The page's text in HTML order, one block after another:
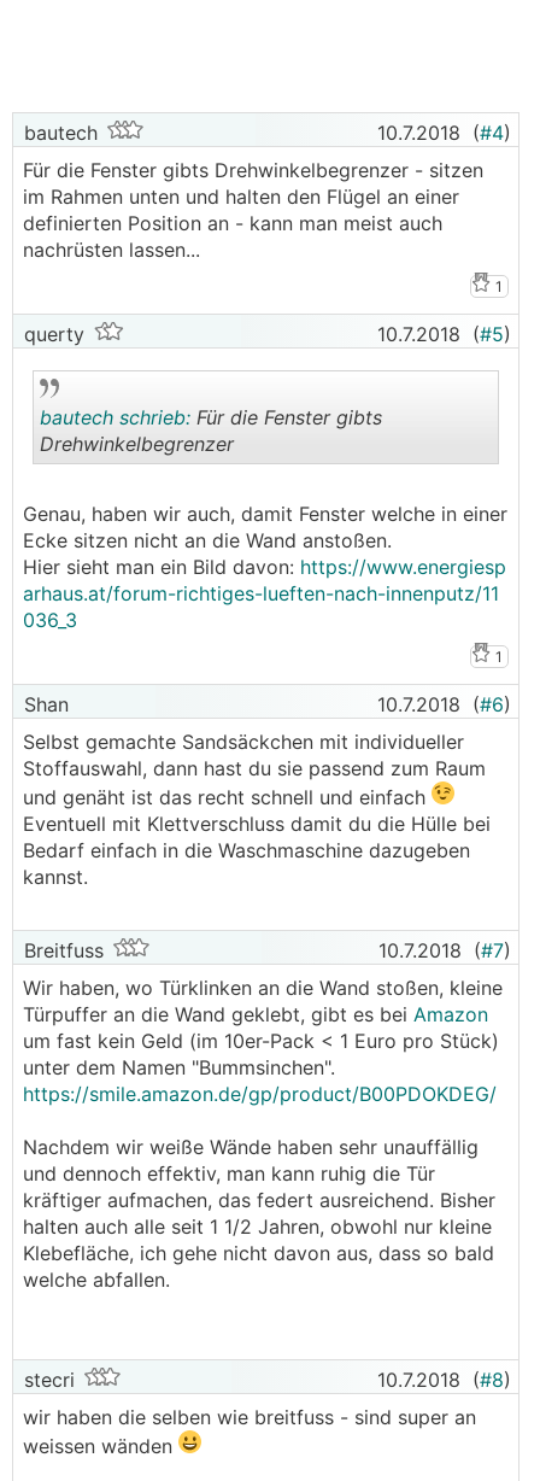
bautech 10.7.2018 (#4)
Für die Fenster gibts Drehwinkelbegrenzer - sitzen
im Rahmen unten und halten den Flügel an einer
definierten Position an - kann man meist auch
nachrüsten lassen...
1
querty 10.7.2018 (#5)
..
bautech schrieb: Für die Fenster gibts
Drehwinkelbegrenzer
Genau, haben wir auch, damit Fenster welche in einer
Ecke sitzen nicht an die Wand anstoßen.
Hier sieht man ein Bild davon: https://www.energiesp
arhaus.at/forum-richtiges-lueften-nach-innenputz/11
036_3
1
Shan 10.7.2018 (#6)
Selbst gemachte Sandsäckchen mit individueller
Stoffauswahl, dann hast du sie passend zum Raum
und genäht ist das recht schnell und einfach
Eventuell mit Klettverschluss damit du die Hülle bei
Bedarf einfach in die Waschmaschine dazugeben
kannst.
Breitfuss 10.7.2018 (#7)
Wir haben, wo Türklinken an die Wand stoßen, kleine
Türpuffer an die Wand geklebt, gibt es bei Amazon
um fast kein Geld (im 10er-Pack < 1 Euro pro Stück)
unter dem Namen "Bummsinchen".
https://smile.amazon.de/gp/product/B00PDOKDEG/
Nachdem wir weiße Wände haben sehr unauffällig
und dennoch effektiv, man kann ruhig die Tür
kräftiger aufmachen, das federt ausreichend. Bisher
halten auch alle seit 1 1/2 Jahren, obwohl nur kleine
Klebefläche, ich gehe nicht davon aus, dass so bald
welche abfallen.
stecri 10.7.2018 (#8)
wir haben die selben wie breitfuss - sind super an
weissen wänden